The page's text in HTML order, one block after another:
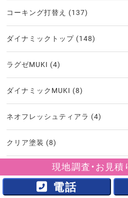
現地調査・お見積
電話
コーキング打替え (137)
ダイナミックトップ (148)
ラグゼMUKI (4)
ダイナミックMUKI (8)
ネオフレッシュティアラ (4)
クリア塗装 (8)
シルクウォール(1)
ガルバリウム吹き付け(1)